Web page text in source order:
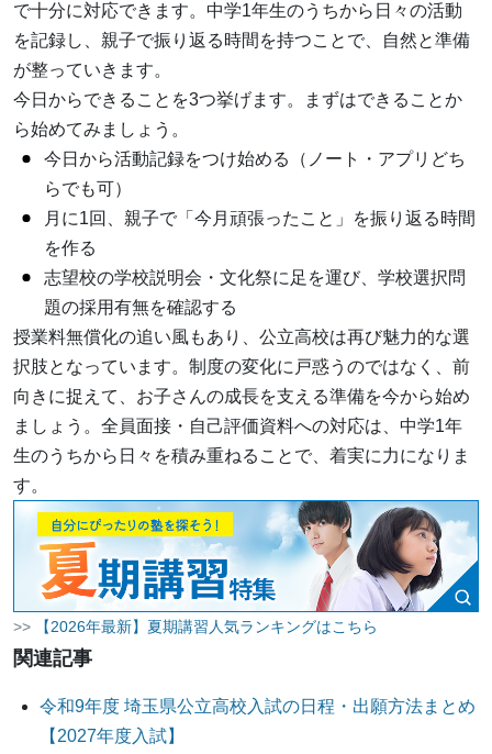
で十分に対応できます。中学1年生のうちから日々の活動
を記録し、親子で振り返る時間を持つことで、自然と準備
が整っていきます。
今日からできることを3つ挙げます。まずはできることか
ら始めてみましょう。
今日から活動記録をつけ始める（ノート・アプリどち
らでも可）
月に1回、親子で「今月頑張ったこと」を振り返る時間
を作る
志望校の学校説明会・文化祭に足を運び、学校選択問
題の採用有無を確認する
授業料無償化の追い風もあり、公立高校は再び魅力的な選
択肢となっています。制度の変化に戸惑うのではなく、前
向きに捉えて、お子さんの成長を支える準備を今から始め
ましょう。全員面接・自己評価資料への対応は、中学1年
生のうちから日々を積み重ねることで、着実に力になりま
す。
>> 【2026年最新】夏期講習人気ランキングはこちら
関連記事
令和9年度 埼玉県公立高校入試の日程・出願方法まとめ
【2027年度入試】